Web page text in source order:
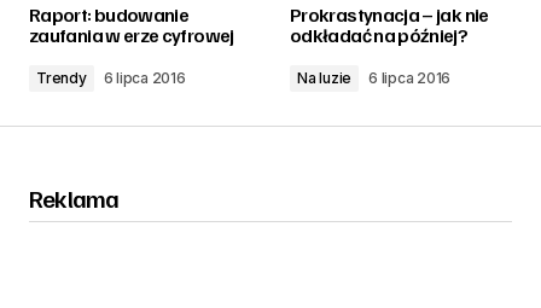
Raport: budowanie
zaufania w erze cyfrowej
Trendy 6 lipca 2016
Prokrastynacja – jak nie
odkładać na później?
Na luzie 6 lipca 2016
Reklama